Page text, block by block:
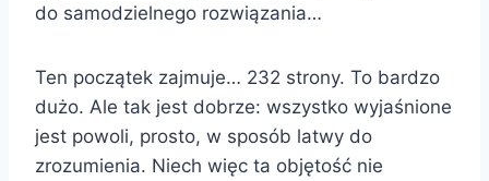
do samodzielnego rozwiązania…
Ten początek zajmuje… 232 strony. To bardzo
dużo. Ale tak jest dobrze: wszystko wyjaśnione
jest powoli, prosto, w sposób latwy do
zrozumienia. Niech więc ta objętość nie